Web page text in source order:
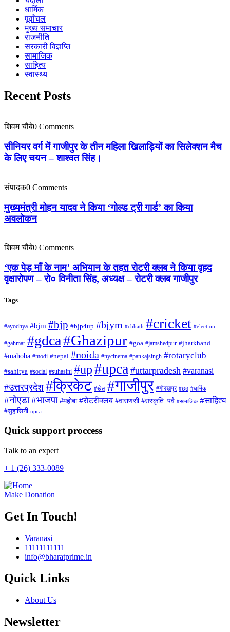
धार्मिक
पूर्वांचल
मुख्य समाचार
राजनीति
सरकारी विज्ञप्ति
सामाजिक
साहित्य
स्वास्थ्य
Recent Posts
शिवम चौबे0 Comments
सीनियर वर्ग में गाजीपुर के तीन महिला खिलाड़ियों का सिलेक्शन मैच
के लिए चयन – शाश्वत सिंह।
संपादक0 Comments
मुख्यमंत्री मोहन यादव ने किया ‘गोल्ड ट्री गार्ड’ का किया
अवलोकन
शिवम चौबे0 Comments
‘एक पेड़ माँ के नाम’ अभियान के तहत रोटरी क्लब ने किया वृहद
वृक्षारोपण – रो० विनीता सिंह, अध्यक्ष – रोटरी क्लब गाजीपुर
Tags
#ayodhya #bjm #bjp #bjp4up #bjym #chhath #cricket #election
#gahmar #gdca#Ghazipur #goa #jamshedpur #jharkhand
#mahoba #modi #nepal #noida #nycinema #pankajsingh #rotaryclub
#sahitya #social #suhasini #up#upca #uttarpradesh #varanasi
#उत्तरप्रदेश #क्रिकेट #खेल #गाजीपुर #गोरखपुर #छठ #धार्मिक
#नोएडा#भाजपा #महोबा #रोटरीक्लब #वाराणसी #संस्कृति_पर्व #सामाजिक #साहित्य
#सुहासिनी upca
Quick support proccess
Talk to an expert
+ 1 (26) 333-0089
Make Donation
Get In Touch!
Varanasi
11111111111
info@bharatprime.in
Quick Links
About Us
Newsletter